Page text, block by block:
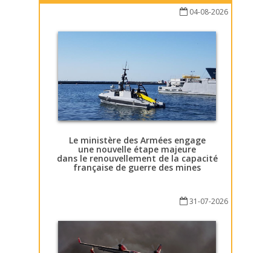
04-08-2026
Le ministère des Armées engage
une nouvelle étape majeure
dans le renouvellement de la capacité
française de guerre des mines
31-07-2026